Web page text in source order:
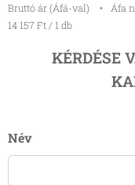
Bruttó ár (Áfá-val)
Áfa
14 157 Ft / 1 db
KÉRDÉSE
Név